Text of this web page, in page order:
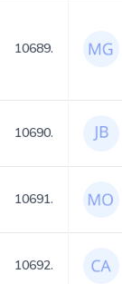
10689.
10690.
10691.
10692.